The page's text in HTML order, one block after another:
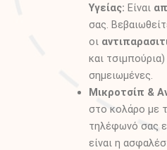
Υγείας: Είναι
σας.
οι
και τσιμπούρια)
σημειωμένες.
Μικροτσίπ &
στο κολάρο με
τηλέφωνό σας
είναι η